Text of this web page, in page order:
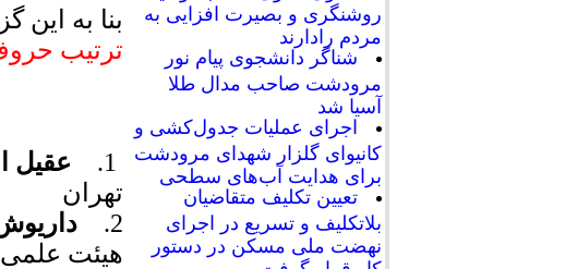
روشنگری و بصیرت افزایی به
مردم رادارند
شناگر دانشجوی پیام نور
مرودشت صاحب مدال طلا
آسیا شد
اجرای عملیات جدول‌کشی و
کانیوای گلزار شهدای مرودشت
برای هدایت آب‌های سطحی
تعیین تکلیف متقاضیان
بلاتکلیف و تسریع در اجرای
نهضت ملی مسکن در دستور
بنا به این
ترتیب
عقیل
تهران
2.
هیئت علمی